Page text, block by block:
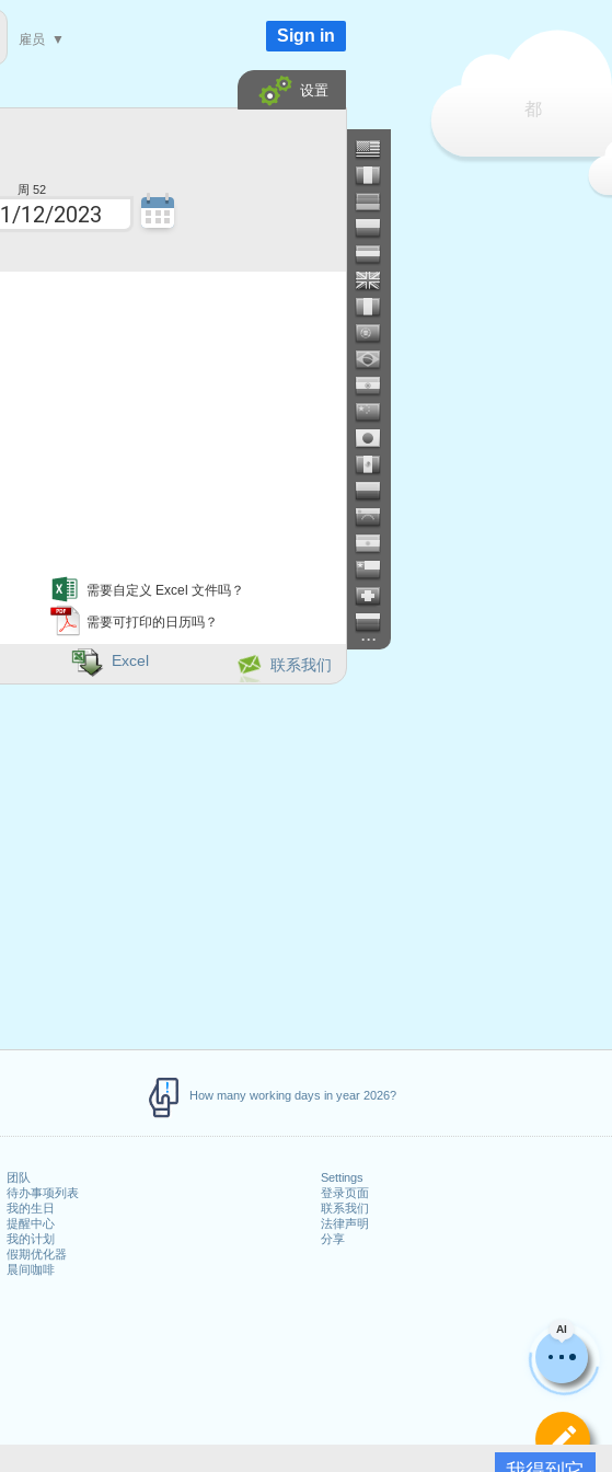
How many working days in year 2026?
团队
待办事项列表
我的生日
提醒中心
我的计划
假期优化器
晨间咖啡
Settings
登录页面
联系我们
法律声明
分享
周 52
需要自定义 Excel 文件吗？
需要可打印的日历吗？
定
AI
都
雇员 ▼ Sign in
设置
...
联系我们
Excel